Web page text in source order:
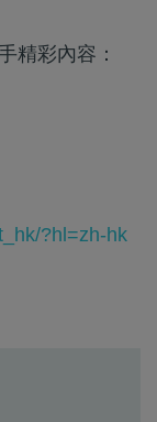
精彩內容：
?hl=zh-hk